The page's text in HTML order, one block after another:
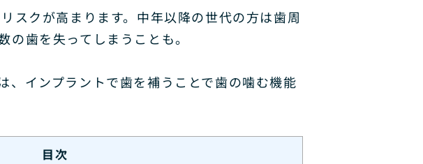
スクが高まります。中年以降の世代の方は歯周
歯を失ってしまうことも。
、インプラントで歯を補うことで歯の噛む機能
目次